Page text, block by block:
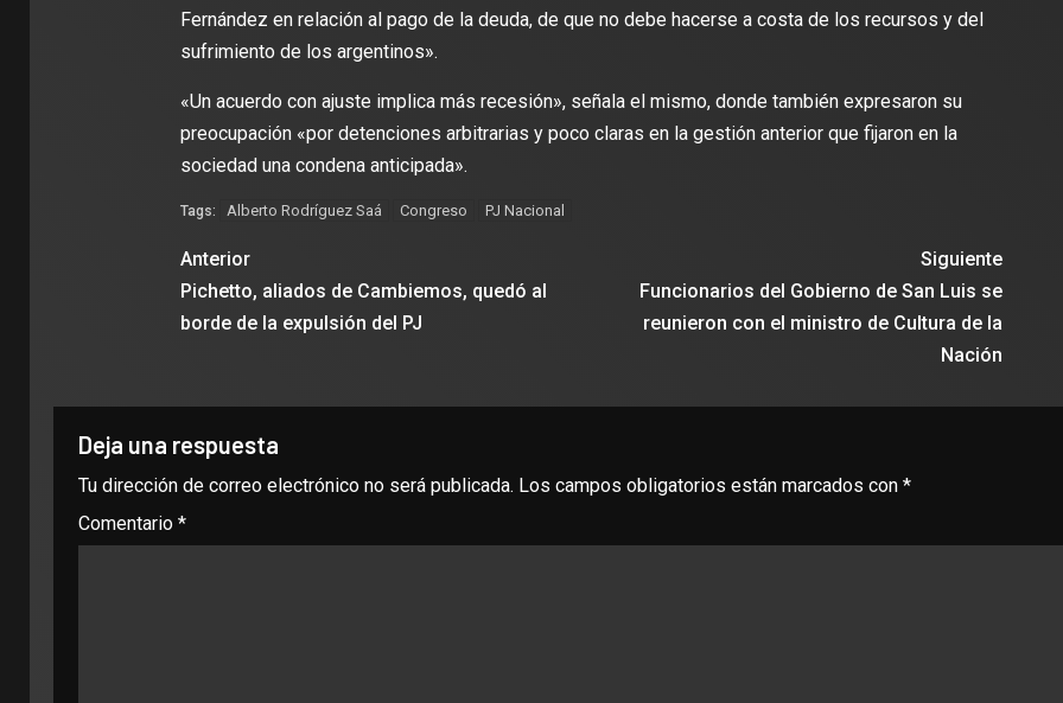
Fernández en relación al pago de la deuda, de que no debe hacerse a costa de los recursos y del
sufrimiento de los argentinos».
«Un acuerdo con ajuste implica más recesión», señala el mismo, donde también expresaron su
preocupación «por detenciones arbitrarias y poco claras en la gestión anterior que fijaron en la
sociedad una condena anticipada».
Tags: Alberto Rodríguez Saá Congreso PJ Nacional
Anterior
Pichetto, aliados de Cambiemos, quedó al
borde de la expulsión del PJ
Siguiente
Funcionarios del Gobierno de San Luis se
reunieron con el ministro de Cultura de la
Nación
Deja una respuesta
Tu dirección de correo electrónico no será publicada. Los campos obligatorios están marcados con *
Comentario *